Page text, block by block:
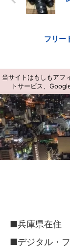
フリー
当サイトはもしもアフ
トサービス、
■兵庫県在住
■デジタル・